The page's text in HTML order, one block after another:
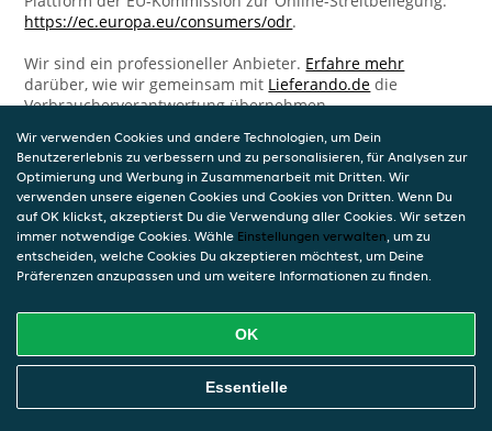
https://ec.europa.eu/consumers/odr.
Wir sind ein professioneller Anbieter. Erfahre mehr
darüber, wie wir gemeinsam mit Lieferando.de die
Verbraucherverantwortung übernehmen.
Wir verwenden Cookies und andere Technologien, um Dein
Benutzererlebnis zu verbessern und zu personalisieren, für Analysen zur
Optimierung und Werbung in Zusammenarbeit mit Dritten. Wir
verwenden unsere eigenen Cookies und Cookies von Dritten. Wenn Du
auf OK klickst, akzeptierst Du die Verwendung aller Cookies. Wir setzen
immer notwendige Cookies. Wähle Einstellungen verwalten, um zu
entscheiden, welche Cookies Du akzeptieren möchtest, um Deine
Präferenzen anzupassen und um weitere Informationen zu finden.
OK
Essentielle